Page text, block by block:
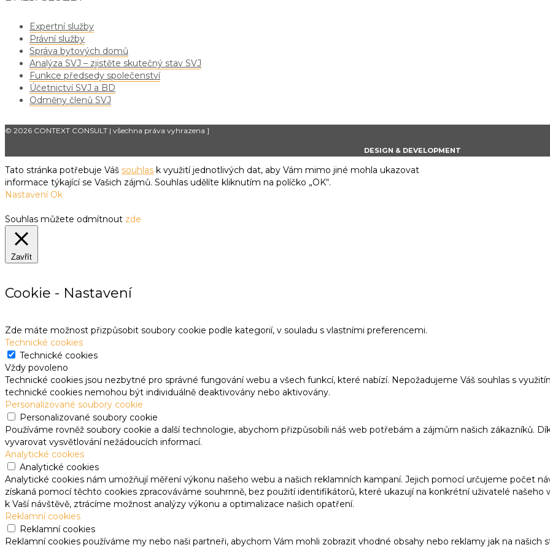
Expertní služby
Právní služby
Správa bytových domů
Analýza SVJ – zjistěte skutečný stav SVJ
Funkce předsedy společenství
Účetnictví SVJ a BD
Odměny členů SVJ
© 2026 CONTEXT CONSULT | všechna práva vyhrazena ]
DESIGN & DEVELOPMENT
Tato stránka potřebuje Váš souhlas k využití jednotlivých dat, aby Vám mimo jiné mohla ukazovat
informace týkající se Vašich zájmů. Souhlas udělíte kliknutím na políčko „OK“.
Nastavení Ok
Souhlas můžete odmítnout zde
Zavřít
Cookie - Nastavení
Zde máte možnost přizpůsobit soubory cookie podle kategorií, v souladu s vlastními preferencemi.
Technické cookies
Technické cookies
Vždy povoleno
Technické cookies jsou nezbytné pro správné fungování webu a všech funkcí, které nabízí. Nepožadujeme Váš souhlas s
technické cookies nemohou být individuálně deaktivovány nebo aktivovány.
Personalizované soubory cookie
Personalizované soubory cookie
Používáme rovněž soubory cookie a další technologie, abychom přizpůsobili náš web potřebám a zájmům našich zákazníků.
vyvarovat vysvětlování nežádoucích informací.
Analytické cookies
Analytické cookies
Analytické cookies nám umožňují měření výkonu našeho webu a našich reklamních kampaní. Jejich pomocí určujeme počet
získaná pomocí těchto cookies zpracováváme souhrnně, bez použití identifikátorů, které ukazují na konkrétní uživatelé
k Vaší návštěvě, ztrácíme možnost analýzy výkonu a optimalizace našich opatření.
Reklamní cookies
Reklamní cookies
Reklamní cookies používáme my nebo naši partneři, abychom Vám mohli zobrazit vhodné obsahy nebo reklamy jak na